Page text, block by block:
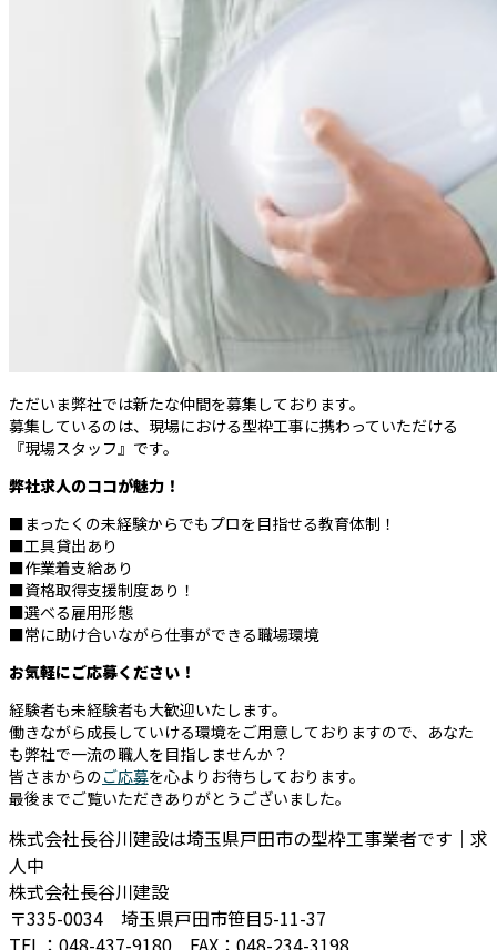
ただいま弊社では新たな仲間を募集しております。
募集しているのは、現場における型枠工事に携わっていただける
『現場スタッフ』です。
弊社求人のココが魅力！
■まったくの未経験からでもプロを目指せる教育体制！
■工具貸出あり
■作業着支給あり
■資格取得支援制度あり！
■選べる雇用形態
■常に助け合いながら仕事ができる職場環境
お気軽にご応募ください！
経験者も未経験者も大歓迎いたします。
働きながら成長していける環境をご用意しておりますので、あなた
も弊社で一流の職人を目指しませんか？
皆さまからのご応募を心よりお待ちしております。
最後までご覧いただきありがとうございました。
株式会社長谷川建設は埼玉県戸田市の型枠工事業者です｜求
人中
株式会社長谷川建設
〒335-0034 埼玉県戸田市笹目5-11-37
TEL：048-437-9180 FAX：048-234-3198